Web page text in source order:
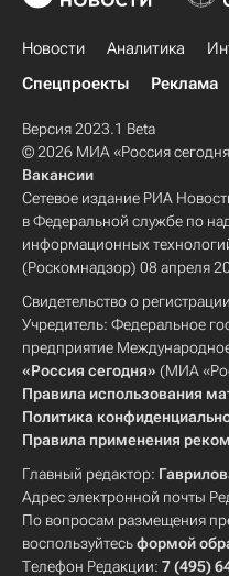
Новости Аналитика
Спецпроекты
Реклама
Версия 2023.1 Beta
© 2026 МИА «Россия
Вакансии
Сетевое издание РИА
в Федеральной службе по
информационных
(Роскомнадзор) 08 апреля
Свидетельство о
Учредитель: Федеральное
предприятие
«Россия сегодня» (МИА
Правила использования
Политика
Правила применения
Главный редактор:
Адрес электронной почты
По вопросам размещения
воспользуйтесьформой
Телефон Редакции: 7 (495)